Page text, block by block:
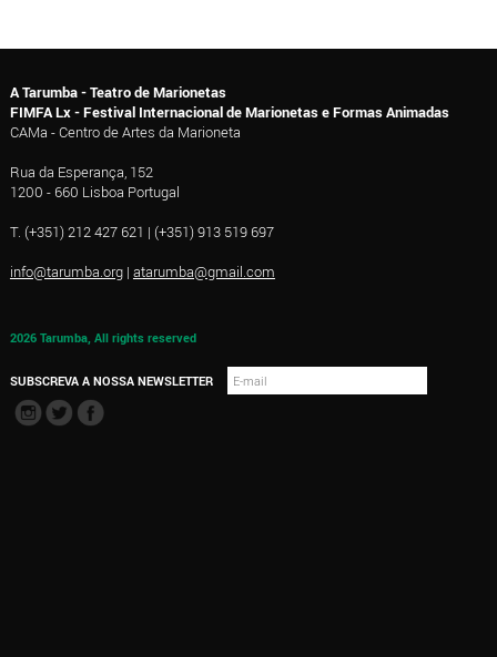
A Tarumba - Teatro de Marionetas
FIMFA Lx - Festival Internacional de Marionetas e Formas Animadas
CAMa - Centro de Artes da Marioneta
Rua da Esperança, 152
1200 - 660 Lisboa Portugal
T. (+351) 212 427 621 | (+351) 913 519 697
info@tarumba.org| atarumba@gmail.com
2026 Tarumba, All rights reserved
SUBSCREVA A NOSSA NEWSLETTER